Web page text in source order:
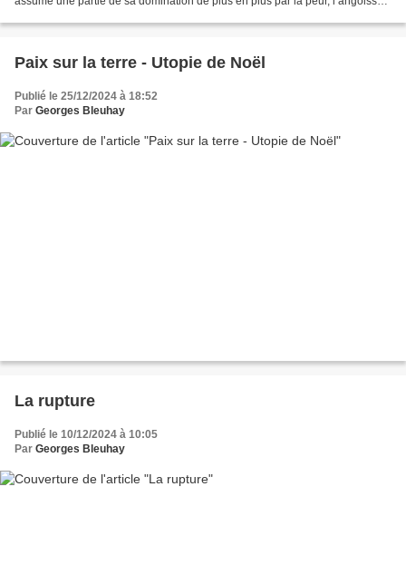
Paix sur la terre - Utopie de Noël
Publié le 25/12/2024 à 18:52
Par Georges Bleuhay
La rupture
Publié le 10/12/2024 à 10:05
Par Georges Bleuhay